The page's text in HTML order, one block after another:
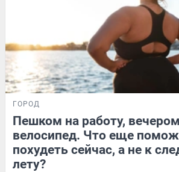
ГОРОД
Пешком на работу,
велосипед. Что еще
похудеть сейчас, а не к
лету?